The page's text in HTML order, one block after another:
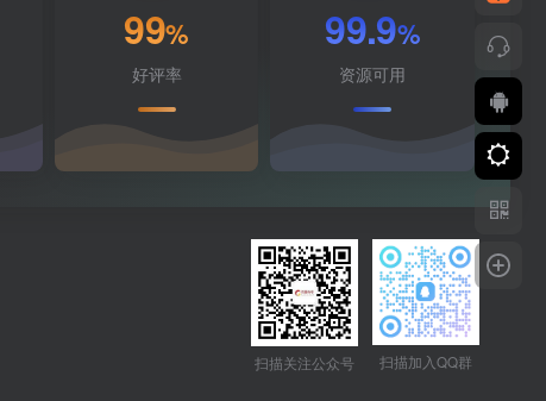
99%
好评率
99.9%
资源可用
扫描关注公众号 扫描加入QQ群